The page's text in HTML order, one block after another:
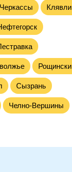
Сызрань
Челно-Вершины